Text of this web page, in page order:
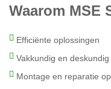
Waarom MSE
Efficiënte oplossingen
Vakkundig en
Montage en reparatie